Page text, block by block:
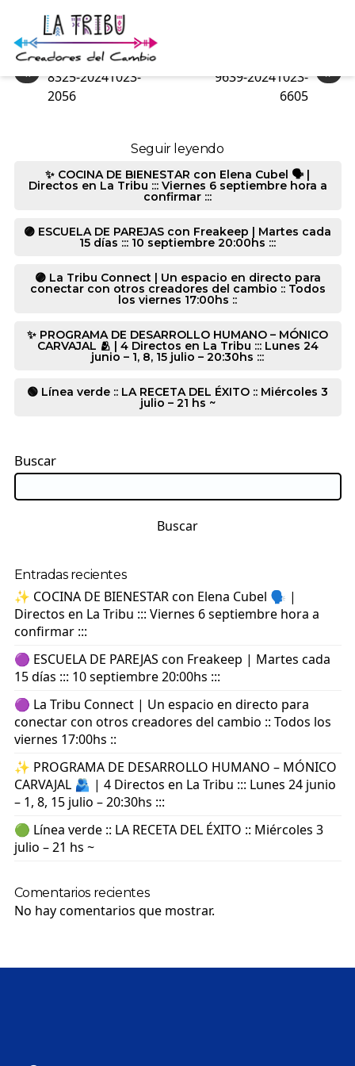
8325-20241023-2940
«
8325-20241023-
2056
»
9639-20241023-
6605
Seguir leyendo
✨ COCINA DE BIENESTAR con Elena Cubel 🗣️ |
Directos en La Tribu ::: Viernes 6 septiembre hora a
confirmar :::
🟣 ESCUELA DE PAREJAS con Freakeep | Martes cada
15 días ::: 10 septiembre 20:00hs :::
🟣 La Tribu Connect | Un espacio en directo para
conectar con otros creadores del cambio :: Todos
los viernes 17:00hs ::
✨ PROGRAMA DE DESARROLLO HUMANO – MÓNICO
CARVAJAL 🫂 | 4 Directos en La Tribu ::: Lunes 24
junio – 1, 8, 15 julio – 20:30hs :::
🟢 Línea verde :: LA RECETA DEL ÉXITO :: Miércoles 3
julio – 21 hs ~
Buscar
Buscar
Entradas recientes
✨ COCINA DE BIENESTAR con Elena Cubel 🗣️ |
Directos en La Tribu ::: Viernes 6 septiembre hora a
confirmar :::
🟣 ESCUELA DE PAREJAS con Freakeep | Martes cada
15 días ::: 10 septiembre 20:00hs :::
🟣 La Tribu Connect | Un espacio en directo para
conectar con otros creadores del cambio :: Todos los
viernes 17:00hs ::
✨ PROGRAMA DE DESARROLLO HUMANO – MÓNICO
CARVAJAL 🫂 | 4 Directos en La Tribu ::: Lunes 24 junio
– 1, 8, 15 julio – 20:30hs :::
🟢 Línea verde :: LA RECETA DEL ÉXITO :: Miércoles 3
julio – 21 hs ~
Comentarios recientes
No hay comentarios que mostrar.